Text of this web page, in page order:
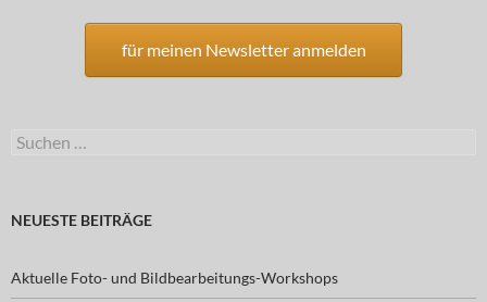
für meinen Newsletter anmelden
Suchen
NEUESTE BEITRÄGE
Aktuelle Foto- und Bildbearbeitungs-Workshops